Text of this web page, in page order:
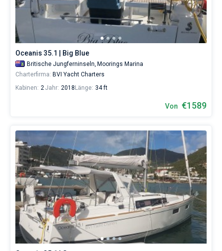
Town
Skipper
wählen,
das
Boot
chartern
und
selbst
verwalten.
Charter-
Yachten
finden
Sie
321
Angebote
Road
Town
von
1440€
sowohl
Oceanis 35.1 | Big Blue
Britische Jungferninseln, Moorings Marina
Charterfirma: BVI Yacht Charters
Kabinen: 2Jahr: 2018 Länge: 34 ft
Von €1589
Bareboat
Kapitan
Zeige Ergebnisse(321)